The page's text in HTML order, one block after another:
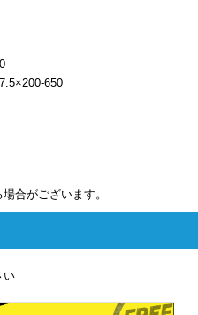
650
合がございます。
い